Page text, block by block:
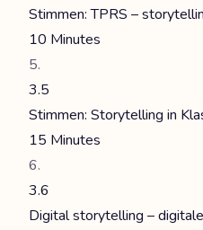
Stimmen: TPRS –
10 Minutes
3.5
Stimmen: Storytelling in
15 Minutes
3.6
Digital storytelling –